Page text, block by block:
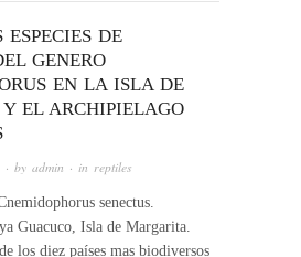
ESPECIES DE
GENERO
EN LA ISLA DE
EL ARCHIPIELAGO
· by admin · in reptiles
senectus.
Guacuco, Isla de Margarita.
los diez países mas biodiversos